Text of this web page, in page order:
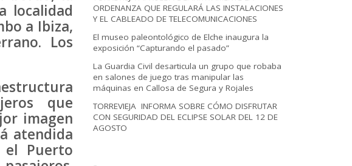
localidad
a Ibiza,
Los
que
imagen
atendida
Puerto
ORDENANZA QUE REGULARÁ LAS INSTALACIONES
Y EL CABLEADO DE TELECOMUNICACIONES
El museo paleontológico de Elche inaugura la
exposición “Capturando el pasado”
La Guardia Civil desarticula un grupo que robaba
en salones de juego tras manipular las
máquinas en Callosa de Segura y Rojales
TORREVIEJA INFORMA SOBRE CÓMO DISFRUTAR
CON SEGURIDAD DEL ECLIPSE SOLAR DEL 12 DE
AGOSTO